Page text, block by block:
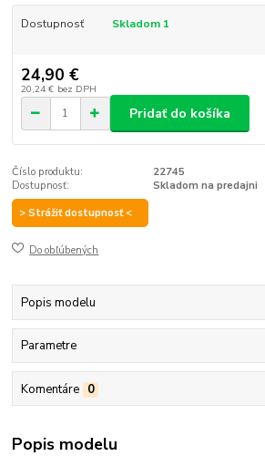
Dostupnosť Skladom 1
24,90 €
20,24 € bez DPH
Pridať do košíka
Číslo produktu:
22745
Dostupnosť:
Skladom na predajni
> Strážiť dostupnosť <
Do obľúbených
Popis modelu
Parametre
Komentáre 0
Popis modelu